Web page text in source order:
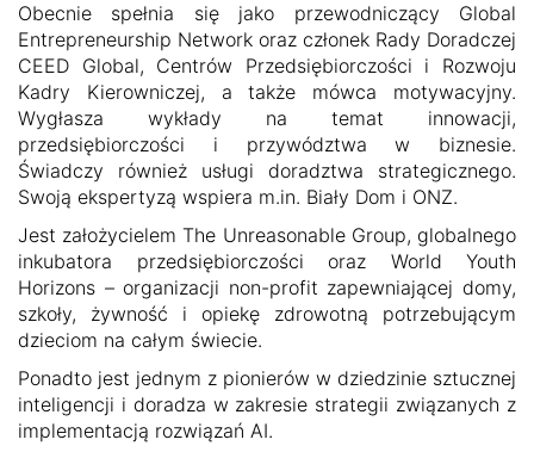
Obecnie spełnia się jako przewodniczący Global
Entrepreneurship Network oraz członek Rady Doradczej
CEED Global, Centrów Przedsiębiorczości i Rozwoju
Kadry Kierowniczej, a także mówca motywacyjny.
Wygłasza wykłady na temat innowacji,
przedsiębiorczości i przywództwa w biznesie.
Świadczy również usługi doradztwa strategicznego.
Swoją ekspertyzą wspiera m.in. Biały Dom i ONZ.
Jest założycielem The Unreasonable Group, globalnego
inkubatora przedsiębiorczości oraz World Youth
Horizons – organizacji non-profit zapewniającej domy,
szkoły, żywność i opiekę zdrowotną potrzebującym
dzieciom na całym świecie.
Ponadto jest jednym z pionierów w dziedzinie sztucznej
inteligencji i doradza w zakresie strategii związanych z
implementacją rozwiązań AI.